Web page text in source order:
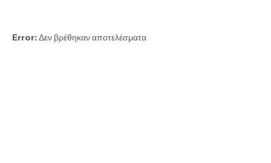
Error:Δεν βρέθηκαν αποτελέσματα